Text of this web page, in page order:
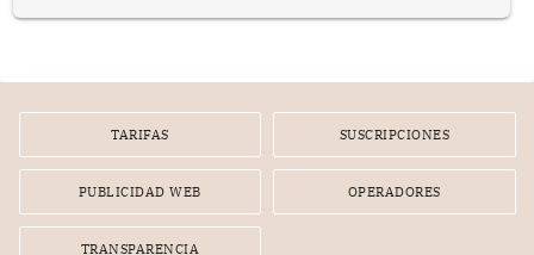
TARIFAS SUSCRIPCIONES
PUBLICIDAD WEB OPERADORES
TRANSPARENCIA